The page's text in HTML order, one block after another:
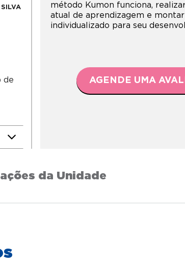
de
método Kumon funciona,
atual de aprendizagem e
individualizado para seu
AGENDE UMA
da Unidade